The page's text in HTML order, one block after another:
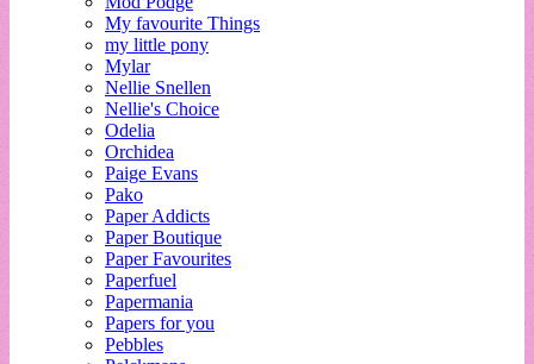
My favourite Things
my little pony
Mylar
Nellie Snellen
Nellie's Choice
Odelia
Orchidea
Paige Evans
Pako
Paper Addicts
Paper Boutique
Paper Favourites
Paperfuel
Papermania
Papers for you
Pebbles